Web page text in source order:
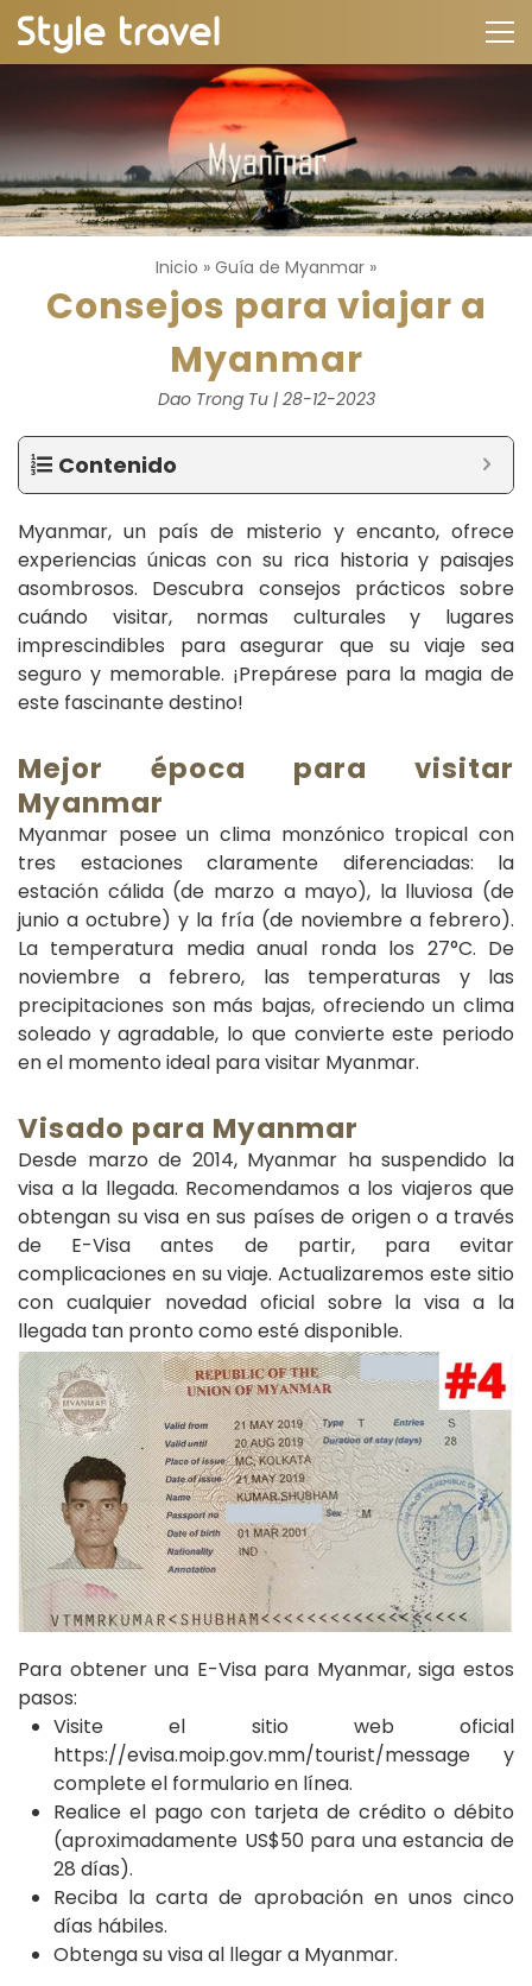
Inicio » Guía de Myanmar »
Consejos para viajar a
Myanmar
Dao Trong Tu | 28-12-2023
Contenido
Myanmar, un país de misterio y encanto, ofrece
experiencias únicas con su rica historia y paisajes
asombrosos. Descubra consejos prácticos sobre
cuándo visitar, normas culturales y lugares
imprescindibles para asegurar que su viaje sea
seguro y memorable. ¡Prepárese para la magia de
este fascinante destino!
Mejor época para visitar
Myanmar
Myanmar posee un clima monzónico tropical con
tres estaciones claramente diferenciadas: la
estación cálida (de marzo a mayo), la lluviosa (de
junio a octubre) y la fría (de noviembre a febrero).
La temperatura media anual ronda los 27°C. De
noviembre a febrero, las temperaturas y las
precipitaciones son más bajas, ofreciendo un clima
soleado y agradable, lo que convierte este periodo
en el momento ideal para visitar Myanmar.
Visado para Myanmar
Desde marzo de 2014, Myanmar ha suspendido la
visa a la llegada. Recomendamos a los viajeros que
obtengan su visa en sus países de origen o a través
de E-Visa antes de partir, para evitar
complicaciones en su viaje. Actualizaremos este sitio
con cualquier novedad oficial sobre la visa a la
llegada tan pronto como esté disponible.
Para obtener una E-Visa para Myanmar, siga estos
pasos:
Visite el sitio web oficial
https://evisa.moip.gov.mm/tourist/message y
complete el formulario en línea.
Realice el pago con tarjeta de crédito o débito
(aproximadamente US$50 para una estancia de
28 días).
Reciba la carta de aprobación en unos cinco
días hábiles.
Obtenga su visa al llegar a Myanmar.